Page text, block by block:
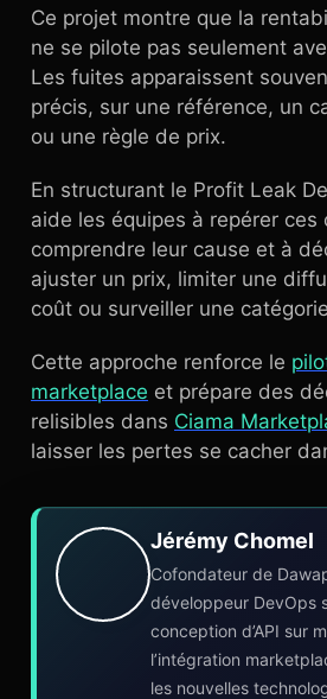
Ce projet montre que la
ne se pilote pas seulement
Les fuites apparaissent
précis, sur une référence, un
ou une règle de prix.
En structurant le Profit Leak
aide les équipes à repérer ces
comprendre leur cause et à
ajuster un prix, limiter une
coût ou surveiller une
Cette approche renforce le
marketplace et prépare des
relisibles dans Ciama
laisser les pertes se cacher
Jérémy Chomel
Cofondateur de
développeur DevOps
conception d’API sur
l’intégration
les nouvelles